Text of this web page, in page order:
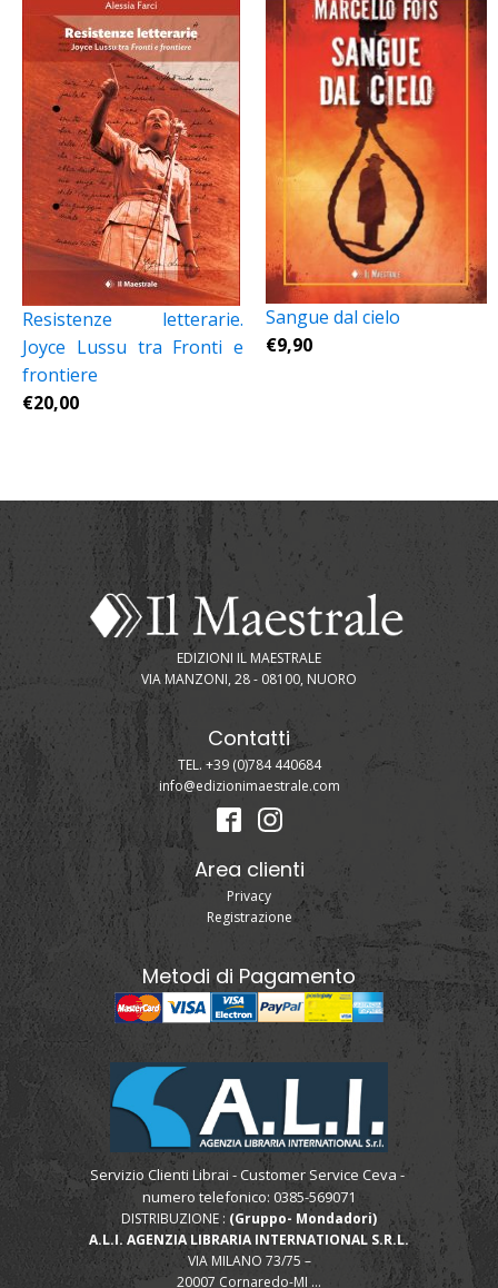
Resistenze letterarie.
Joyce Lussu tra Fronti e
frontiere
€20,00
Sangue dal cielo
€9,90
EDIZIONI IL MAESTRALE
VIA MANZONI, 28 - 08100, NUORO
Contatti
TEL. +39 (0)784 440684
info@edizionimaestrale.com
Area clienti
Privacy
Registrazione
Metodi di Pagamento
Servizio Clienti Librai - Customer Service Ceva -
numero telefonico: 0385-569071
DISTRIBUZIONE : (Gruppo- Mondadori)
A.L.I. AGENZIA LIBRARIA INTERNATIONAL S.R.L.
VIA MILANO 73/75 –
20007 Cornaredo-MI ...